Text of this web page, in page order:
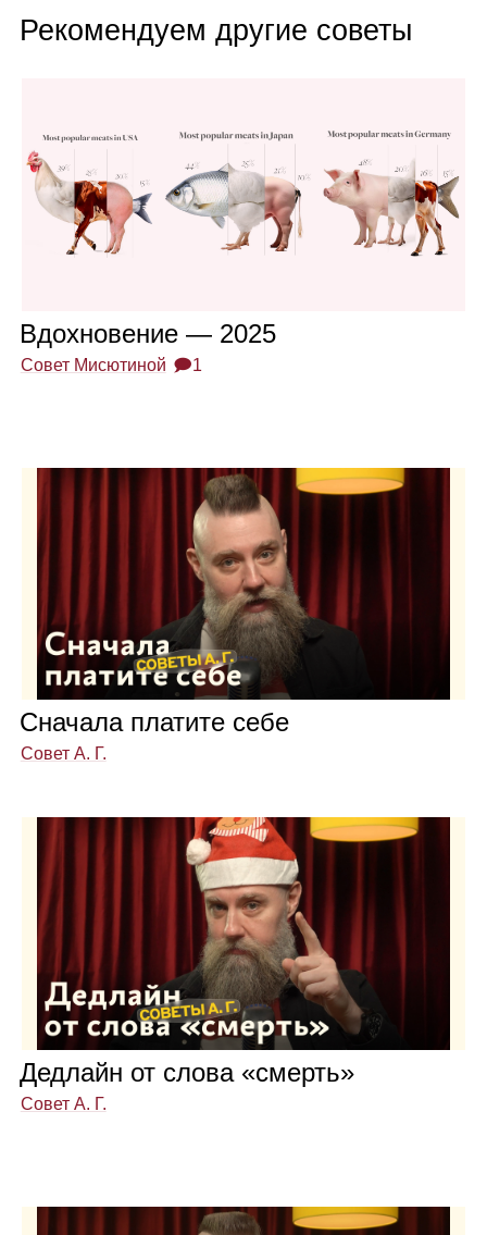
Рекомендуем другие советы
Вдох­но­ве­ние — 2025
Совет Мисютиной 🗩1
Сна­чала пла­тите себе
Совет А. Г.
Дед­лайн от слова «смерть»
Совет А. Г.